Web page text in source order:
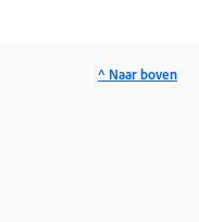
^ Naar boven